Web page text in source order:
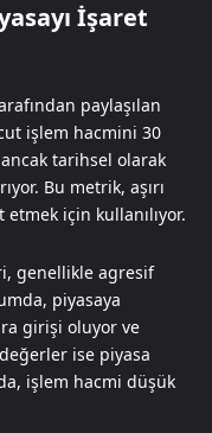
İşaret
paylaşılan
işlem hacmini 30
tarihsel olarak
Bu metrik, aşırı
etmek için kullanılıyor.
genellikle agresif
piyasaya
girişi oluyor ve
ise piyasa
işlem hacmi düşük